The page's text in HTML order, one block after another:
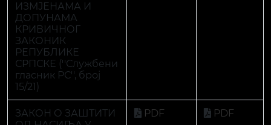
ЗАКОН О
ИЗМЈЕНАМА И
ДОПУНАМА
ЗАКОНА О
ЗАШТИТИ ОД
НАСИЉА У
ПОРОДИЦИ
(''Службени гласник
РС'', број 108/13)